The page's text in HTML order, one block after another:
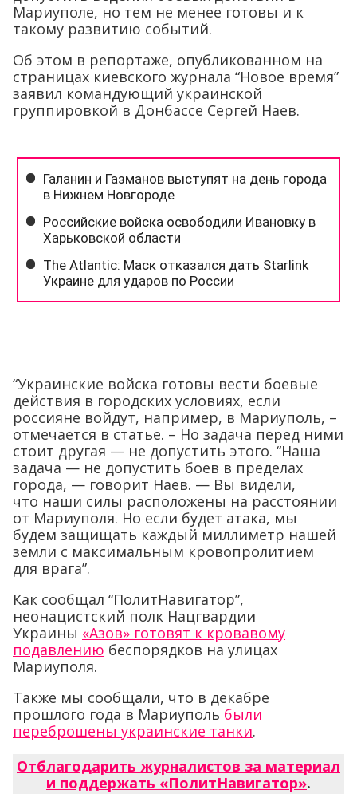
Мариуполе, но тем не менее готовы и к
такому развитию событий.
Об этом в репортаже, опубликованном на
страницах киевского журнала “Новое время”
заявил командующий украинской
группировкой в Донбассе Сергей Наев.
“Украинские войска готовы вести боевые
действия в городских условиях, если
россияне войдут, например, в Мариуполь, –
отмечается в статье. – Но задача перед ними
стоит другая — не допустить этого. “Наша
задача — не допустить боев в пределах
города, — говорит Наев. — Вы видели,
что наши силы расположены на расстоянии
от Мариуполя. Но если будет атака, мы
будем защищать каждый миллиметр нашей
земли с максимальным кровопролитием
для врага”.
Как сообщал “ПолитНавигатор”,
неонацистский полк Нацгвардии
Украины «Азов» готовят к кровавому
подавлению беспорядков на улицах
Мариуполя.
Также мы сообщали, что в декабре
прошлого года в Мариуполь были
переброшены украинские танки.
Отблагодарить журналистов за материал
и поддержать «ПолитНавигатор».